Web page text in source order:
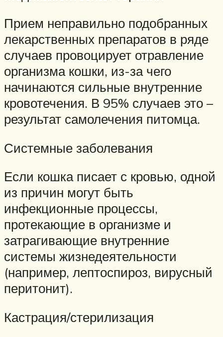
Прием неправильно подобранных
лекарственных препаратов в ряде
случаев провоцирует отравление
организма кошки, из-за чего
начинаются сильные внутренние
кровотечения. В 95% случаев это –
результат самолечения питомца.
Системные заболевания
Если кошка писает с кровью, одной
из причин могут быть
инфекционные процессы,
протекающие в организме и
затрагивающие внутренние
системы жизнедеятельности
(например, лептоспироз, вирусный
перитонит).
Кастрация/стерилизация